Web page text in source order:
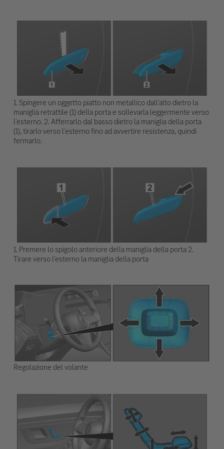
1. Spingere un oggetto piatto non metallico dall’alto dietro la
maniglia retrattile (1) della porta e sollevarla leggermente verso
l’esterno. 2. Afferrarlo dal basso dietro la maniglia della porta
(1), tirarlo verso l’esterno fino ad avvertire resistenza, quindi
fermarlo.
1. Premere lo spigolo anteriore della maniglia della porta 2.
Tirare verso l'esterno la maniglia della porta
Regolazione del volante